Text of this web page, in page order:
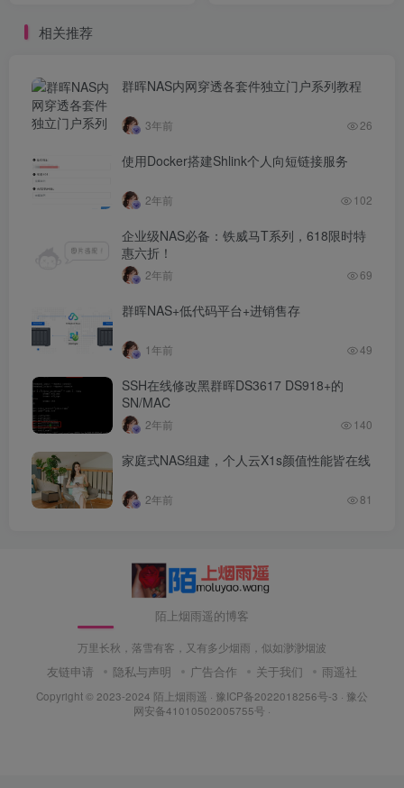
相关推荐
群晖NAS内网穿透各套件独立门户系列教程
3年前 26
使用Docker搭建Shlink个人向短链接服务
2年前 102
企业级NAS必备：铁威马T系列，618限时特
惠六折！
2年前 69
群晖NAS+低代码平台+进销售存
1年前 49
SSH在线修改黑群晖DS3617 DS918+的
SN/MAC
2年前 140
家庭式NAS组建，个人云X1s颜值性能皆在线
2年前 81
陌上烟雨遥的博客
万里长秋，落雪有客，又有多少烟雨，似如渺渺烟波
友链申请 隐私与声明 广告合作 关于我们 雨遥社
Copyright © 2023-2024 陌上烟雨遥 · 豫ICP备2022018256号-3 · 豫公
网安备41010502005755号 ·